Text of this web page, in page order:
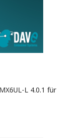
L 4.0.1 für